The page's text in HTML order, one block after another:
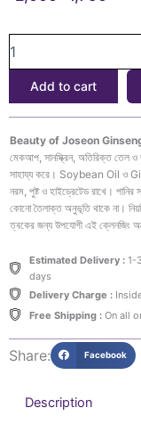
৳2,000.
of
Joseon
Ginseng
Cleansing
210ml
quantity
Add to cart
Beauty of Joseon
মেকআপ, সানস্ক্রিন, অতিরিক্ত তেল ও
সাহায্য করে। Soybean Oil ও
নরম, পুষ্ট ও হাইড্রেটেড রাখে।
কোনো তৈলাক্ত অনুভূতি থাকে না।
ত্বকের জন্য উপযোগী এই ক্লেনজিং
Estimated Delivery :1-
days
Delivery Charge :
Free Shipping :On all
Share: Facebook
Description